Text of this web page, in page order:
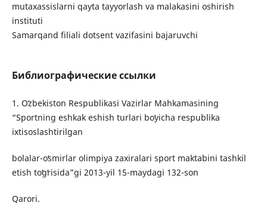
mutaxassislarni qayta tayyorlash va malakasini oshirish
instituti
Samarqand filiali dotsent vazifasini bajaruvchi
Библиографические ссылки
1. Oʻzbekiston Respublikasi Vazirlar Mahkamasining
“Sportning eshkak eshish turlari boʻyicha respublika
ixtisoslashtirilgan
bolalar-oʻsmirlar olimpiya zaxiralari sport maktabini tashkil
etish toʻgʻrisida”gi 2013-yil 15-maydagi 132-son
Qarori.